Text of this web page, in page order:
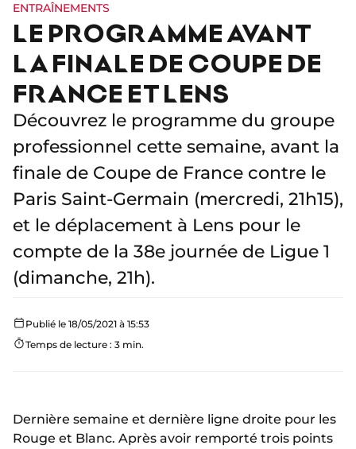
ENTRAÎNEMENTS
LE PROGRAMME AVANT
LA FINALE DE COUPE DE
FRANCE ET LENS
Découvrez le programme du groupe
professionnel cette semaine, avant la
finale de Coupe de France contre le
Paris Saint-Germain (mercredi, 21h15),
et le déplacement à Lens pour le
compte de la 38e journée de Ligue 1
(dimanche, 21h).
Publié le 18/05/2021 à 15:53
Temps de lecture : 3 min.
Dernière semaine et dernière ligne droite pour les
Rouge et Blanc. Après avoir remporté trois points